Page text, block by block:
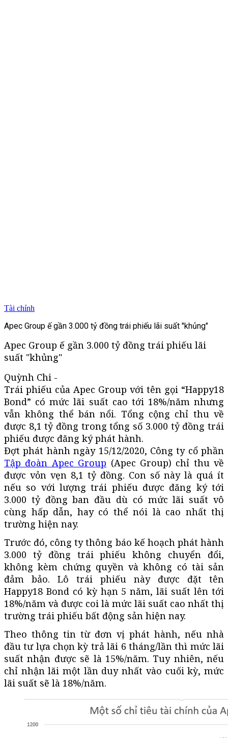
Tài chính
Apec Group ế gần 3.000 tỷ đồng trái phiếu lãi suất "khủng"
Apec Group ế gần 3.000 tỷ đồng trái phiếu lãi
suất "khủng"
Quỳnh Chi -
Trái phiếu của Apec Group với tên gọi “Happy18
Bond” có mức lãi suất cao tới 18%/năm nhưng
vẫn không thể bán nổi. Tổng cộng chỉ thu về
được 8,1 tỷ đồng trong tổng số 3.000 tỷ đồng trái
phiếu được đăng ký phát hành.
Đợt phát hành ngày 15/12/2020, Công ty cổ phần
Tập đoàn Apec Group (Apec Group) chỉ thu về
được vỏn vẹn 8,1 tỷ đồng. Con số này là quá ít
nếu so với lượng trái phiếu được đăng ký tới
3.000 tỷ đồng ban đầu dù có mức lãi suất vô
cùng hấp dẫn, hay có thể nói là cao nhất thị
trường hiện nay.
Trước đó, công ty thông báo kế hoạch phát hành
3.000 tỷ đồng trái phiếu không chuyển đổi,
không kèm chứng quyền và không có tài sản
đảm bảo. Lô trái phiếu này được đặt tên
Happy18 Bond có kỳ hạn 5 năm, lãi suất lên tới
18%/năm và được coi là mức lãi suất cao nhất thị
trường trái phiếu bất động sản hiện nay.
Theo thông tin từ đơn vị phát hành, nếu nhà
đầu tư lựa chọn kỳ trả lãi 6 tháng/lần thì mức lãi
suất nhận được sẽ là 15%/năm. Tuy nhiên, nếu
chỉ nhận lãi một lần duy nhất vào cuối kỳ, mức
lãi suất sẽ là 18%/năm.